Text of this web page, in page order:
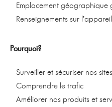
Emplacement géographique
Renseignements sur l’appareil
Pourquoi?
Surveiller et sécuriser nos
Comprendre le trafic
Améliorer nos produits et